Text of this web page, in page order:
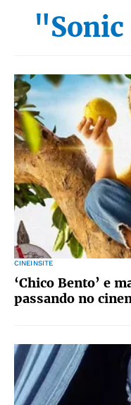
"Sonic
CINEINSITE
‘Chico Bento’ e
passando no